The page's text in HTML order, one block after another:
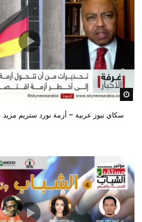
سكاي نيوز عربية – أزمة نورد ستريم مزيد